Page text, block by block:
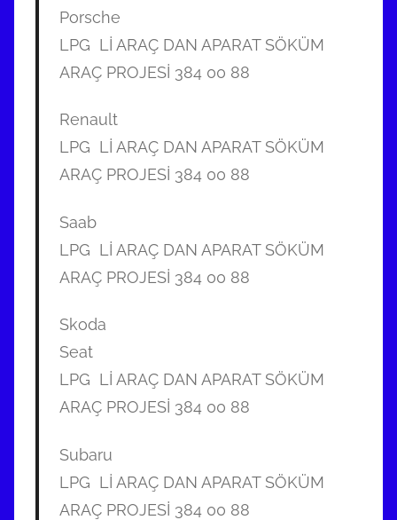
Porsche
LPG Lİ ARAÇ DAN APARAT SÖKÜM
ARAÇ PROJESİ 384 00 88
Renault
LPG Lİ ARAÇ DAN APARAT SÖKÜM
ARAÇ PROJESİ 384 00 88
Saab
LPG Lİ ARAÇ DAN APARAT SÖKÜM
ARAÇ PROJESİ 384 00 88
Skoda
Seat
LPG Lİ ARAÇ DAN APARAT SÖKÜM
ARAÇ PROJESİ 384 00 88
Subaru
LPG Lİ ARAÇ DAN APARAT SÖKÜM
ARAÇ PROJESİ 384 00 88